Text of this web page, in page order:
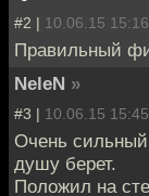
#2 | 10.06.15 15:16
Правильный
NeleN »
#3 | 10.06.15 15:45
Очень
душу берет.
Положил на